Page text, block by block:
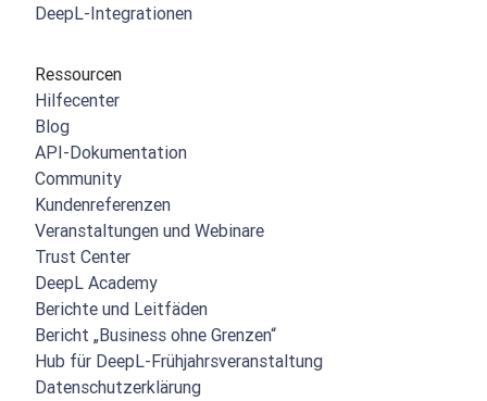
DeepL-Integrationen
Ressourcen
Hilfecenter
Blog
API-Dokumentation
Community
Kundenreferenzen
Veranstaltungen und Webinare
Trust Center
DeepL Academy
Berichte und Leitfäden
Bericht „Business ohne Grenzen“
Hub für DeepL-Frühjahrsveranstaltung
Datenschutzerklärung